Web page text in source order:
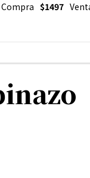
Compra $1497